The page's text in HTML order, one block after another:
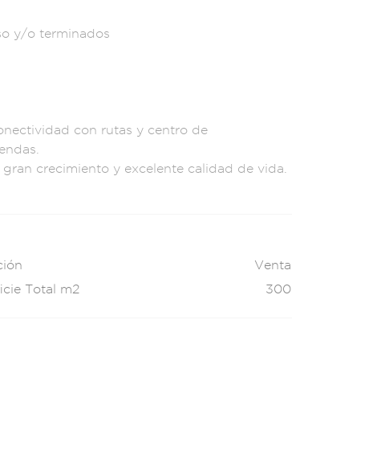
y/o terminados
con rutas y centro de
gran crecimiento y excelente calidad de vida.
Venta
Total m2
300